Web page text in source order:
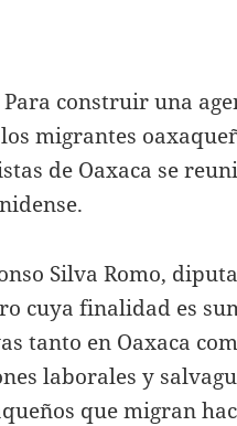
Para construir una
migrantes
de Oaxaca se
Silva Romo,
cuya finalidad es
tanto en Oaxaca
laborales y
que migran